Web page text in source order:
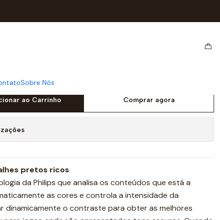
Sobre Nós
Full HD
22" Philips V-Line
ao Carrinho Comprar agora
pretos ricos
da Philips que analisa os conteúdos que está a
as cores e controla a intensidade da
dinamicamente o contraste para obter as melhores